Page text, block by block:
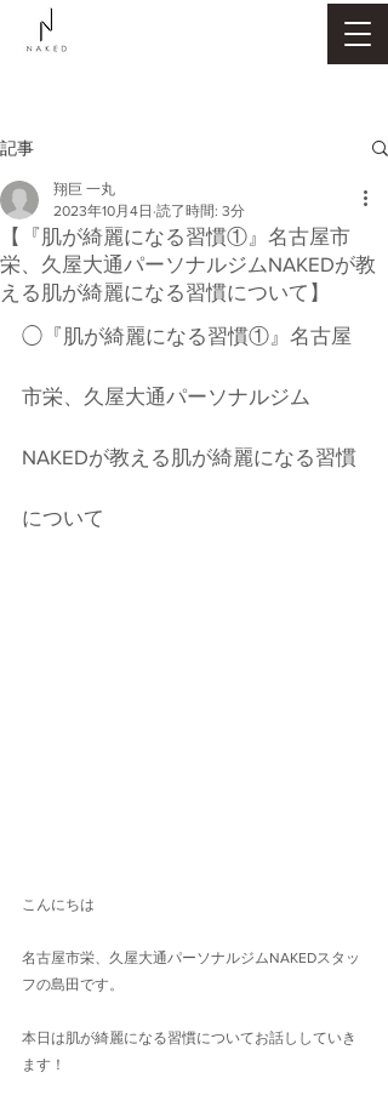
記事
【『肌が綺麗になる習慣①』名古屋市
栄、久屋大通パーソナルジムNAKEDが教
える肌が綺麗になる習慣について】
翔巨 一丸
2023年10月4日 読了時間: 3分
◯『肌が綺麗になる習慣①』名古屋
市栄、久屋大通パーソナルジム
NAKEDが教える肌が綺麗になる習慣
について
こんにちは
名古屋市栄、久屋大通パーソナルジムNAKEDスタッ
フの島田です。
本日は肌が綺麗になる習慣についてお話ししていき
ます！